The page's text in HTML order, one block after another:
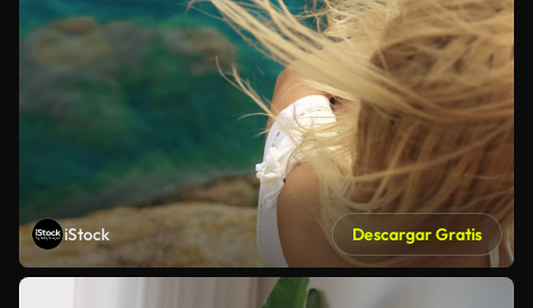
iStock Descargar Gratis